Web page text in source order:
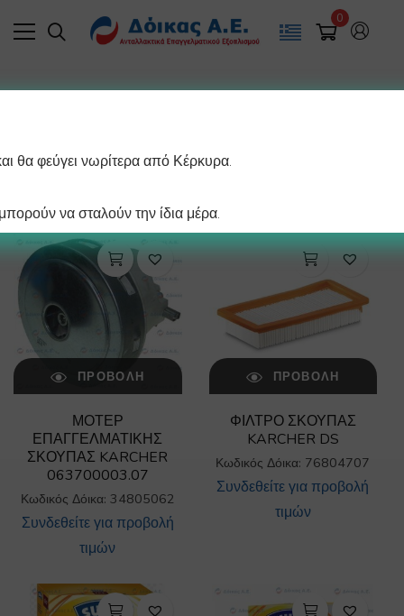
0
ΠΡΟΒΟΛΉ
ΜΟΤΕΡ
ΕΠΑΓΓΕΛΜΑΤΙΚΗΣ
ΣΚΟΥΠΑΣ KARCHER
063700003.07
Κωδικός Δόικα: 34805062
Συνδεθείτε για προβολή
τιμών
ΠΡΟΒΟΛΉ
ΦΙΛΤΡΟ ΣΚΟΥΠΑΣ
KARCHER DS
Κωδικός Δόικα: 76804707
Συνδεθείτε για προβολή
τιμών
θα φεύγει νωρίτερα από Κέρκυρα.
να σταλούν την ίδια μέρα.